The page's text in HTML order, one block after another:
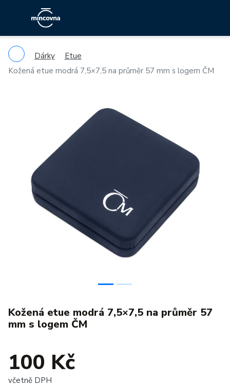
Dárky
Etue
Kožená etue modrá 7,5×7,5 na průměr 57 mm s logem ČM
Previous
Kožená etue modrá 7,5×7,5 na průměr 57
mm s logem ČM
100 Kč
včetně DPH